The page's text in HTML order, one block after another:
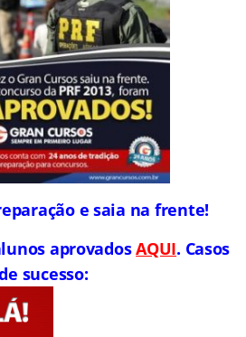
e saia na frente!